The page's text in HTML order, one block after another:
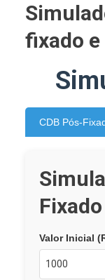
fixado
CDB Pós-
Valor Inicial